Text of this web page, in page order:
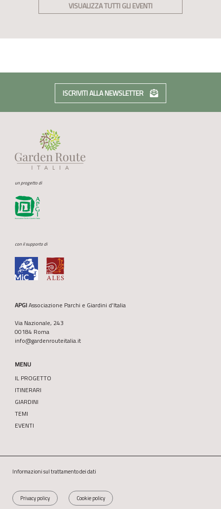
VISUALIZZA TUTTI GLI EVENTI
ISCRIVITI ALLA NEWSLETTER
un progetto di
con il supporto di
APGIAssociazione Parchi e Giardini d’Italia
Via Nazionale, 243
00184 Roma
info@gardenrouteitalia.it
MENU
IL PROGETTO
ITINERARI
GIARDINI
TEMI
EVENTI
Informazioni sul trattamento dei dati
Privacy policy Cookie policy